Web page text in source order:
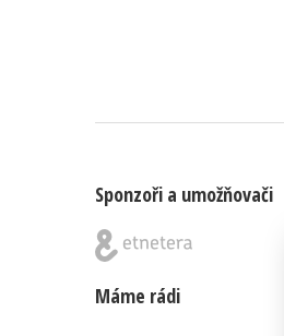
Sponzoři a umožňovači
Máme rádi